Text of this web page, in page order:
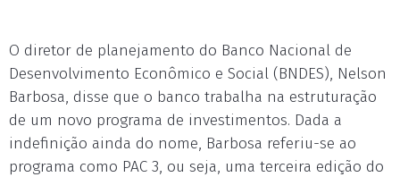
O diretor de planejamento do Banco Nacional de
Desenvolvimento Econômico e Social (BNDES), Nelson
Barbosa, disse que o banco trabalha na estruturação
de um novo programa de investimentos. Dada a
indefinição ainda do nome, Barbosa referiu-se ao
programa como PAC 3, ou seja, uma terceira edição do